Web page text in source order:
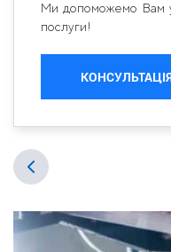
Ми допоможемо Вам у
послуги!